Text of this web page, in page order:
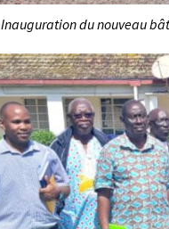
Inauguration du nouveau